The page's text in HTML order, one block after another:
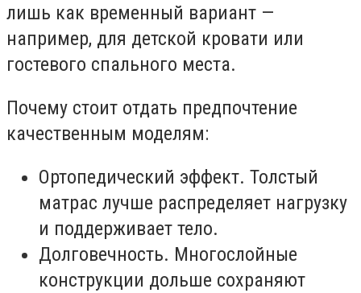
лишь как временный вариант —
например, для детской кровати или
гостевого спального места.
Почему стоит отдать предпочтение
качественным моделям:
Ортопедический эффект. Толстый
матрас лучше распределяет нагрузку
и поддерживает тело.
Долговечность. Многослойные
конструкции дольше сохраняют